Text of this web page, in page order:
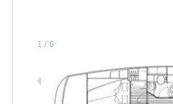
1 / 6